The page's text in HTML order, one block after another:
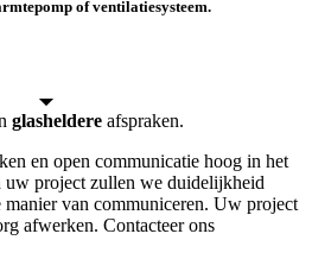
of ventilatiesysteem.
glasheldere afspraken.
en open communicatie hoog in het
uw project zullen we duidelijkheid
manier van communiceren. Uw project
afwerken. Contacteer ons